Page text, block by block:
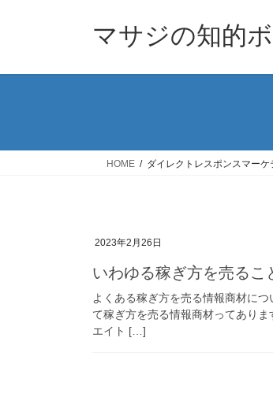
マサジの知的
HOME ダイレクトレスポンスマーケ
2023年2月26日
いわゆる稼ぎ方を売るこ
よくある稼ぎ方を売る情報商材に
て稼ぎ方を売る情報商材ってあり
エイト […]